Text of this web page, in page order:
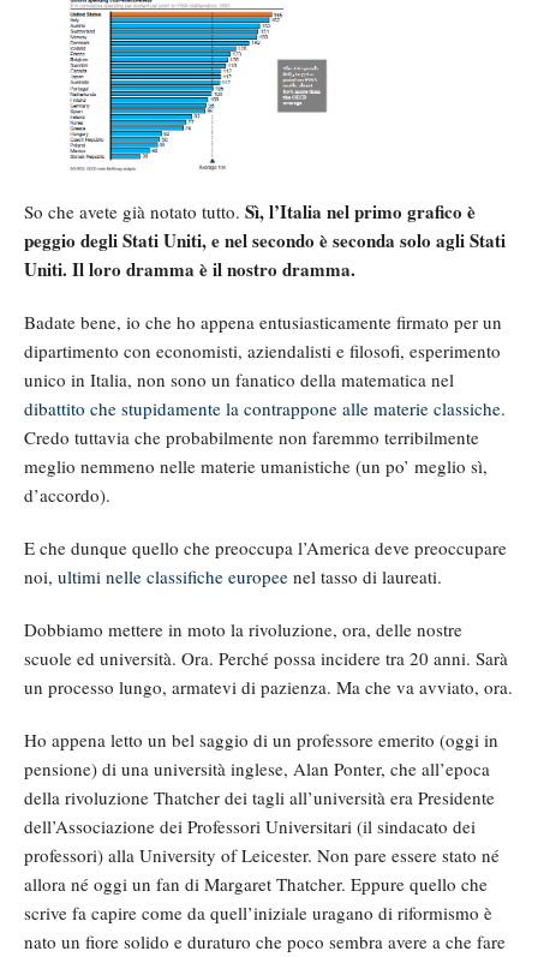
So che avete già notato tutto. Sì, l’Italia nel primo grafico è
peggio degli Stati Uniti, e nel secondo è seconda solo agli Stati
Uniti. Il loro dramma è il nostro dramma.
Badate bene, io che ho appena entusiasticamente firmato per un
dipartimento con economisti, aziendalisti e filosofi, esperimento
unico in Italia, non sono un fanatico della matematica nel
dibattito che stupidamente la contrappone alle materie classiche.
Credo tuttavia che probabilmente non faremmo terribilmente
meglio nemmeno nelle materie umanistiche (un po’ meglio sì,
d’accordo).
E che dunque quello che preoccupa l’America deve preoccupare
noi, ultimi nelle classifiche europee nel tasso di laureati.
Dobbiamo mettere in moto la rivoluzione, ora, delle nostre
scuole ed università. Ora. Perché possa incidere tra 20 anni. Sarà
un processo lungo, armatevi di pazienza. Ma che va avviato, ora.
Ho appena letto un bel saggio di un professore emerito (oggi in
pensione) di una università inglese, Alan Ponter, che all’epoca
della rivoluzione Thatcher dei tagli all’università era Presidente
dell’Associazione dei Professori Universitari (il sindacato dei
professori) alla University of Leicester. Non pare essere stato né
allora né oggi un fan di Margaret Thatcher. Eppure quello che
scrive fa capire come da quell’iniziale uragano di riformismo è
nato un fiore solido e duraturo che poco sembra avere a che fare